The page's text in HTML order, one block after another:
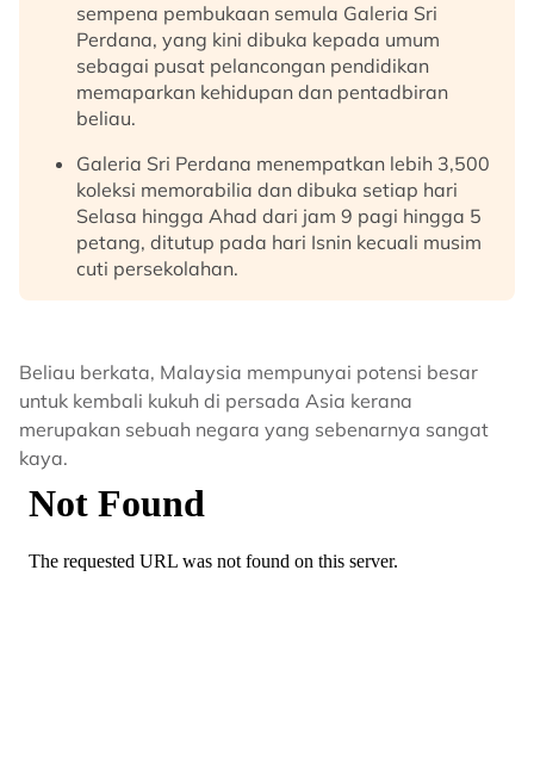
sempena pembukaan semula Galeria Sri
Perdana, yang kini dibuka kepada umum
sebagai pusat pelancongan pendidikan
memaparkan kehidupan dan pentadbiran
beliau.
Galeria Sri Perdana menempatkan lebih 3,500
koleksi memorabilia dan dibuka setiap hari
Selasa hingga Ahad dari jam 9 pagi hingga 5
petang, ditutup pada hari Isnin kecuali musim
cuti persekolahan.
Beliau berkata, Malaysia mempunyai potensi besar
untuk kembali kukuh di persada Asia kerana
merupakan sebuah negara yang sebenarnya sangat
kaya.